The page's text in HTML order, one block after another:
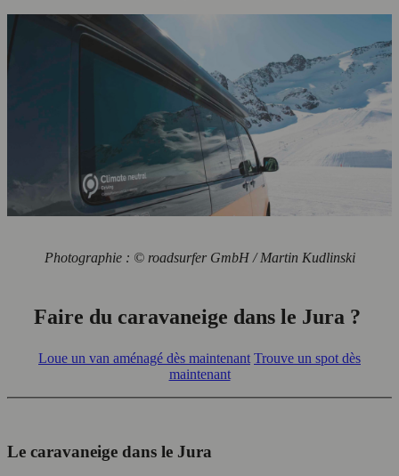
Photographie : © roadsurfer GmbH / Martin Kudlinski
Faire du caravaneige dans le Jura ?
Loue un van aménagé dès maintenant Trouve un spot dès
maintenant
Le caravaneige dans le Jura